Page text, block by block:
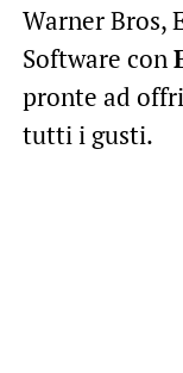
Warner Bros,
Software con
pronte ad
tutti i gusti.